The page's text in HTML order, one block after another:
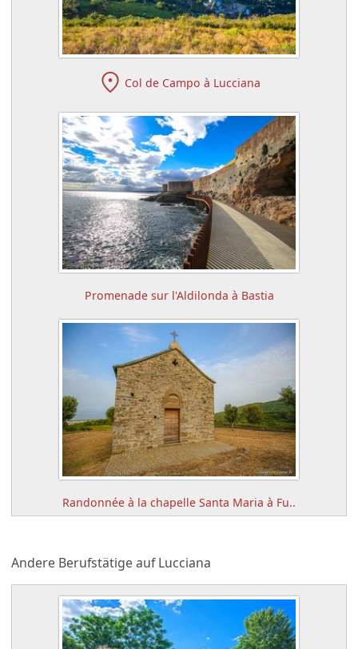
Col de Campo à Lucciana
Promenade sur l'Aldilonda à Bastia
Randonnée à la chapelle Santa Maria à Fu..
Andere Berufstätige auf Lucciana